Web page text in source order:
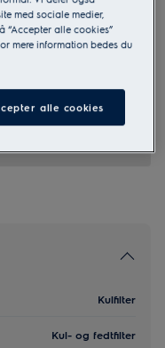
Kulfilter
Kulfilter
Kul- og fedtfilter
med sociale medier,
“Accepter alle cookies”
mere information bedes du
alle cookies